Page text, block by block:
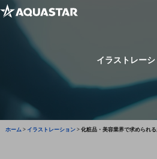
イラストレーシ
ホーム> イラストレーション> 化粧品・美容業界で求められ